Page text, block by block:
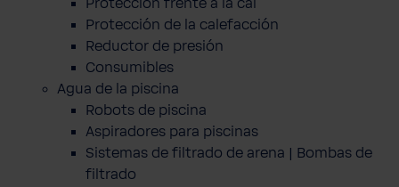
Protección frente a la cal
Protección de la calefacción
Reductor de presión
Consumibles
Agua de la piscina
Robots de piscina
Aspiradores para piscinas
Sistemas de filtrado de arena | Bombas de
filtrado